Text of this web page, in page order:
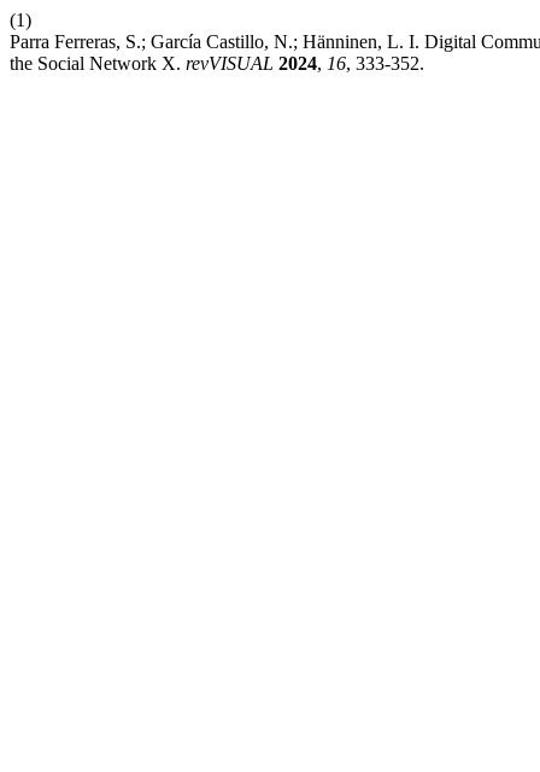
(1)
Parra Ferreras, S.; García Castillo, N.; Hänninen, L. I. Digital
the Social Network X. revVISUAL 2024, 16, 333-352.